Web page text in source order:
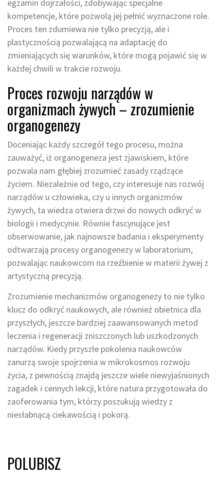
egzamin dojrzałości, zdobywając specjalne
kompetencje, które pozwolą jej pełnić wyznaczone role.
Proces ten zdumiewa nie tylko precyzją, ale i
plastycznością pozwalającą na adaptację do
zmieniających się warunków, które mogą pojawić się w
każdej chwili w trakcie rozwoju.
Proces rozwoju narządów w
organizmach żywych – zrozumienie
organogenezy
Doceniając każdy szczegół tego procesu, można
zauważyć, iż organogeneza jest zjawiskiem, które
pozwala nam głębiej zrozumieć zasady rządzące
życiem. Niezależnie od tego, czy interesuje nas rozwój
narządów u człowieka, czy u innych organizmów
żywych, ta wiedza otwiera drzwi do nowych odkryć w
biologii i medycynie. Równie fascynujące jest
obserwowanie, jak najnowsze badania i eksperymenty
odtwarzają procesy organogenezy w laboratorium,
pozwalając naukowcom na rzeźbienie w materii żywej z
artystyczną precyzją.
Zrozumienie mechanizmów organogenezy to nie tylko
klucz do odkryć naukowych, ale również obietnica dla
przyszłych, jeszcze bardziej zaawansowanych metod
leczenia i regeneracji zniszczonych lub uszkodzonych
narządów. Kiedy przyszłe pokolenia naukowców
zanurzą swoje spojrzenia w mikrokosmos rozwoju
życia, z pewnością znajdą jeszcze wiele niewyjaśnionych
zagadek i cennych lekcji, które natura przygotowała do
zaoferowania tym, którzy poszukują wiedzy z
niesłabnącą ciekawością i pokorą.
POLUBISZ